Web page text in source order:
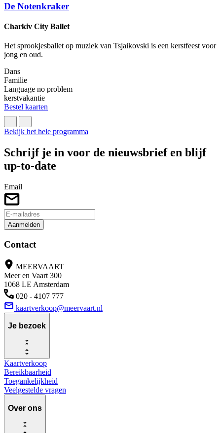
De Notenkraker
Charkiv City Ballet
Het sprookjesballet op muziek van Tsjaikovski is een kerstfeest voor
jong en oud.
Dans
Familie
Language no problem
kerstvakantie
Bestel kaarten
Bekijk het hele programma
Schrijf je in voor de nieuwsbrief en blijf
up-to-date
Email
Aanmelden
Contact
MEERVAART
Meer en Vaart 300
1068 LE Amsterdam
020 - 4107 777
kaartverkoop@meervaart.nl
Je bezoek
Kaartverkoop
Bereikbaarheid
Toegankelijkheid
Veelgestelde vragen
Over ons